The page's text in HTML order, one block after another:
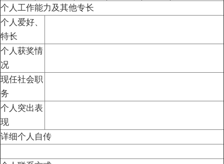
个人工作能力及其他专长
个人爱好、
特长
个人获奖情
况
现任社会职
务
个人突出表
现
详细个人自传